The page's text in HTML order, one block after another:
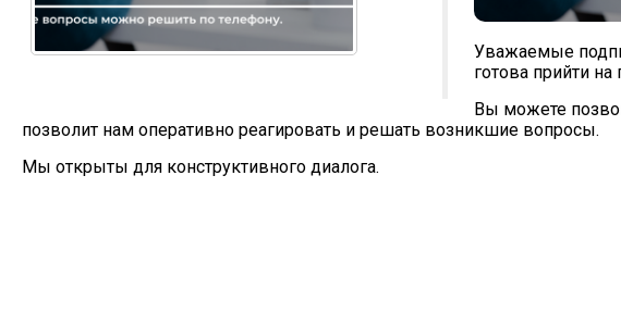
Уважаемые
готова прийти
Вы можете
позволит нам оперативно реагировать и решать возникшие вопросы.
Мы открыты для конструктивного диалога.